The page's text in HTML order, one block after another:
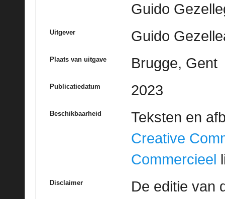
Guido
Uitgever Guido
Plaats van uitgave Brugge, Gent
Publicatiedatum 2023
Beschikbaarheid
Teksten en
Creative
Commercieel
Disclaimer
De editie van